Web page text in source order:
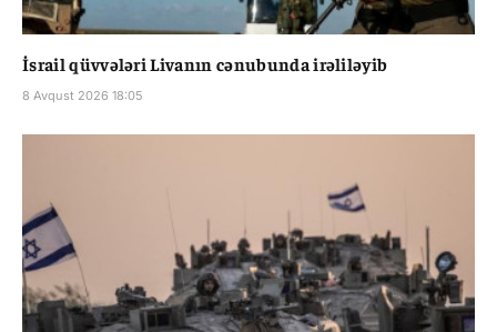
İsrail qüvvələri Livanın cənubunda irəliləyib
8 Avqust 2026 18:05